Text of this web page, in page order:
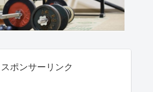
スポンサーリンク